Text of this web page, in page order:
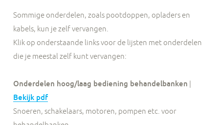
Sommige onderdelen, zoals pootdoppen, opladers en
kabels, kun je zelf vervangen.
Klik op onderstaande links voor de lijsten met onderdelen
die je meestal zelf kunt vervangen:
Onderdelen hoog/laag bediening behandelbanken |
Bekijk pdf
Snoeren, schakelaars, motoren, pompen etc. voor